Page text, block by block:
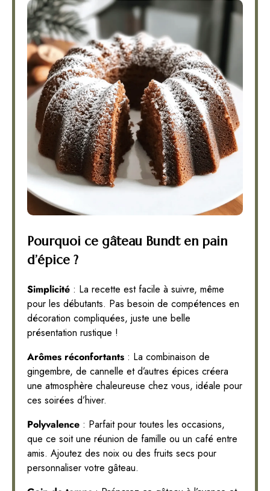
Pourquoi ce gâteau Bundt en pain
d’épice ?
Simplicité : La recette est facile à suivre, même
pour les débutants. Pas besoin de compétences en
décoration compliquées, juste une belle
présentation rustique !
Arômes réconfortants : La combinaison de
gingembre, de cannelle et d’autres épices créera
une atmosphère chaleureuse chez vous, idéale pour
ces soirées d’hiver.
Polyvalence : Parfait pour toutes les occasions,
que ce soit une réunion de famille ou un café entre
amis. Ajoutez des noix ou des fruits secs pour
personnaliser votre gâteau.